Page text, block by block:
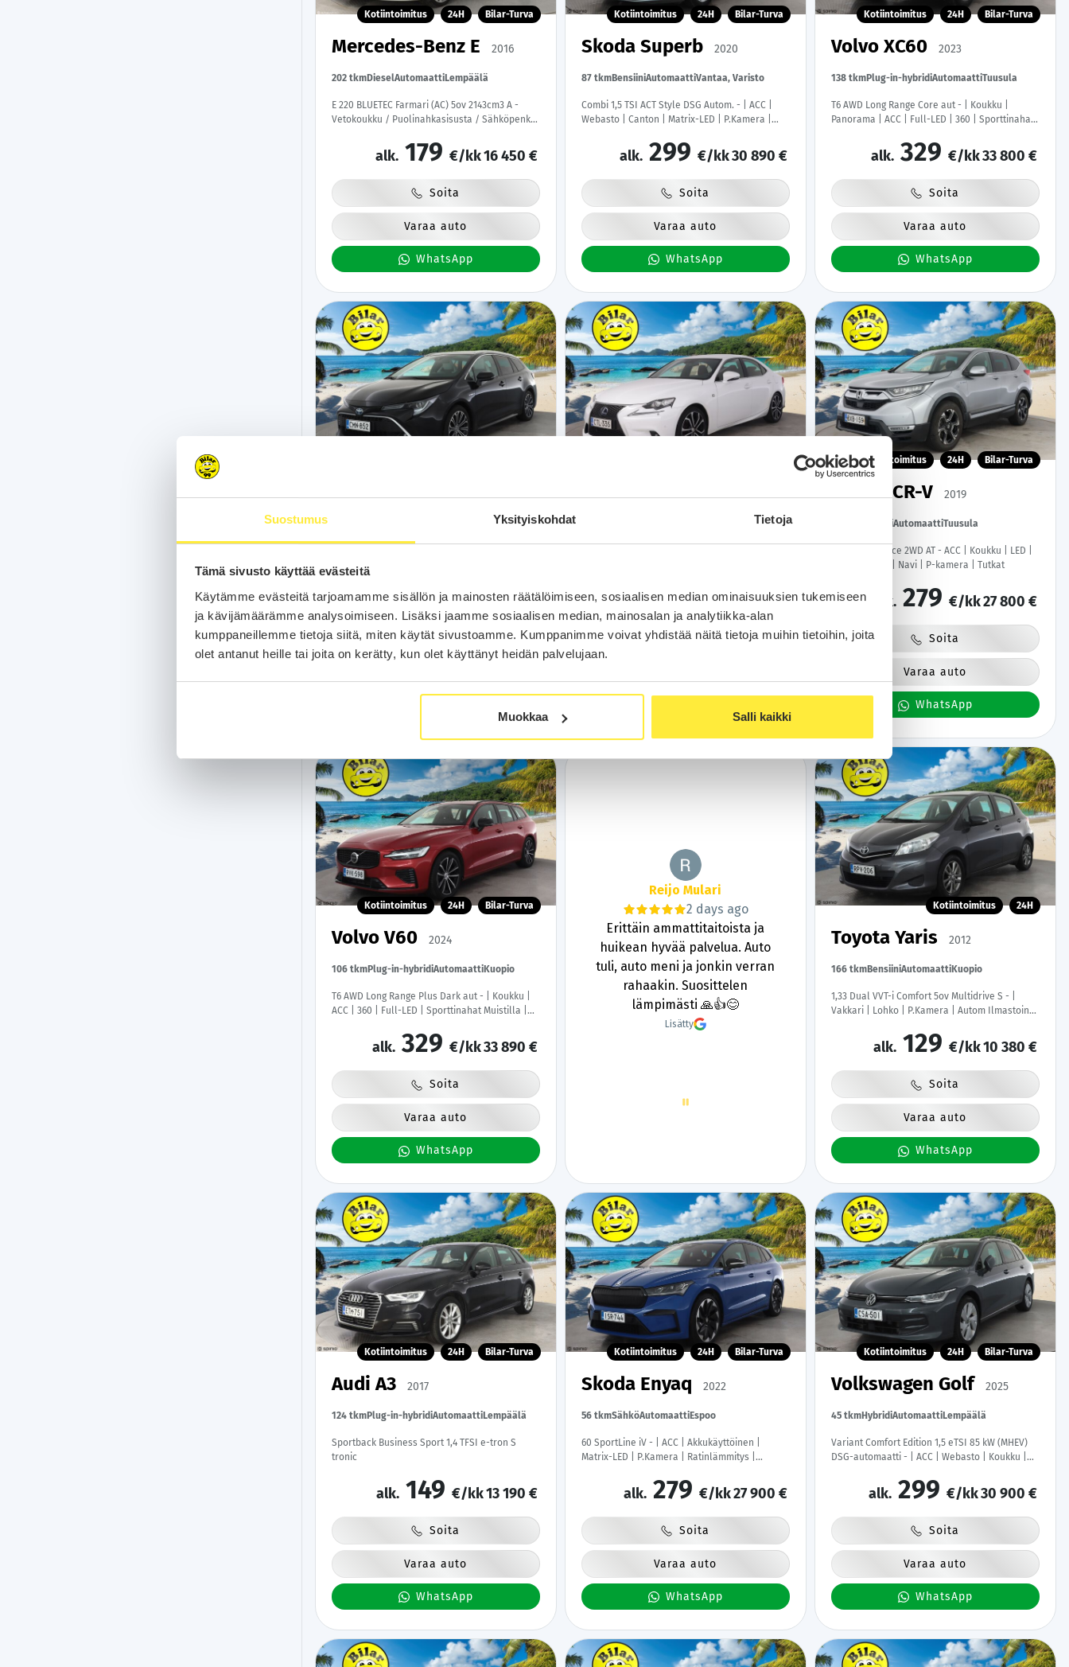
Suostumus Yksityiskohdat Tietoja
Tämä sivusto käyttää evästeitä
Käytämme evästeitä tarjoamamme sisällön ja mainosten räätälöimiseen, sosiaalisen median ominaisuuksien tukemiseen
ja kävijämäärämme analysoimiseen. Lisäksi jaamme sosiaalisen median, mainosalan ja analytiikka-alan
kumppaneillemme tietoja siitä, miten käytät sivustoamme. Kumppanimme voivat yhdistää näitä tietoja muihin tietoihin, joita
olet antanut heille tai joita on kerätty, kun olet käyttänyt heidän palvelujaan.
Muokkaa Salli kaikki
Kotiintoimitus 24H Bilar-Turva
Mercedes-Benz E 2016
202 tkmDieselAutomaattiLempäälä
E 220 BLUETEC Farmari (AC) 5ov 2143cm3 A -
Vetokoukku / Puolinahkasisusta / Sähköpenkki
alk. 179 €/kk16 450 €
Soita
Varaa auto
WhatsApp
Kotiintoimitus 24H Bilar-Turva
Skoda Superb 2020
87 tkmBensiiniAutomaattiVantaa, Varisto
Combi 1,5 TSI ACT Style DSG Autom. - | ACC |
Webasto | Canton | Matrix-LED | P.Kamera |
Suomi-auto | Kahdet Renkaat | Merkkihuollettu
alk. 299 €/kk30 890 €
Soita
Varaa auto
WhatsApp
Kotiintoimitus 24H Bilar-Turva
Volvo XC60 2023
138 tkmPlug-in-hybridiAutomaattiTuusula
T6 AWD Long Range Core aut - | Koukku |
Panorama | ACC | Full-LED | 360 | Sporttinahat
Keyless | 2x Latauskaapelit | Kahdet renkaat |
Merkkihuollot |
alk. 329 €/kk33 800 €
Soita
Varaa auto
WhatsApp
Toyota Corolla 2019
P.Kamera | Kaistavahti | Navi | Keyless |
Merkkihuollot | Suomi-auto |
alk. 229€/kk22 390 €
Soita
Lexus IS 2015
alk.229€/kk21 990 €
Soita
Kotiintoimitus 24H Bilar-Turva
Honda CR-V 2019
HybridiAutomaattiTuusula
Hybrid Elegance 2WD AT - ACC | Koukku | LED |
Digimittaristo | Navi | P-kamera | Tutkat
alk. 279 €/kk27 800 €
Soita
Varaa auto
WhatsApp
Kotiintoimitus 24H Bilar-Turva
Volvo V60 2024
106 tkmPlug-in-hybridiAutomaatti Kuopio
T6 AWD Long Range Plus Dark aut - | Koukku |
ACC | 360 | Full-LED | Sporttinahat Muistilla |
Latauskaapelit | 1-om Suomi-auto | Kahdet
alk. 329 €/kk33 890 €
Soita
Varaa auto
WhatsApp
Pasi
1 month ago
Reilu hyvitys vaihdokista ja
sujuvat simppelit kaupat.
Kilpailukykyiset hinnat
Kannattaa käydä katsomassa!
Reijo Mulari
2 days ago
Erittäin ammattitaitoista ja
huikean hyvää palvelua. Auto
tuli, auto meni ja jonkin verran
rahaakin. Suosittelen
lämpimästi 🙏👍😊
Lisätty
kimallus@gmail.com Kimallus
5 days ago
Hyvää ja nopeaa palvelua.
Kotiintoimitus 24H
Toyota Yaris 2012
166 tkmBensiiniAutomaattiKuopio
1,33 Dual VVT-i Comfort 5ov Multidrive S - |
Vakkari | Lohko | P.Kamera | Autom Ilmastointi
Merkkihuollettu |
alk. 129 €/kk10 380 €
Soita
Varaa auto
WhatsApp
Kotiintoimitus 24H Bilar-Turva
Audi A3 2017
124 tkmPlug-in-hybridiAutomaattiLempäälä
Sportback Business Sport 1,4 TFSI e-tron S
tronic
alk. 149 €/kk13 190 €
Soita
Varaa auto
WhatsApp
Kotiintoimitus 24H Bilar-Turva
Skoda Enyaq 2022
56 tkmSähköAutomaattiEspoo
60 SportLine iV - | ACC | Akkukäyttöinen |
Matrix-LED | P.Kamera | Ratinlämmitys |
alk. 279 €/kk27 900 €
Soita
Varaa auto
WhatsApp
Kotiintoimitus 24H Bilar-Turva
Volkswagen Golf 2025
45 tkmHybridiAutomaattiLempäälä
Variant Comfort Edition 1,5 eTSI 85 kW (MHEV)
DSG-automaatti - | ACC | Webasto | Koukku |
Digimittaristo | Apple&Android | 1.Om Suomi-
auto | Kahdet Renkaat |
alk. 299 €/kk30 900 €
Soita
Varaa auto
WhatsApp